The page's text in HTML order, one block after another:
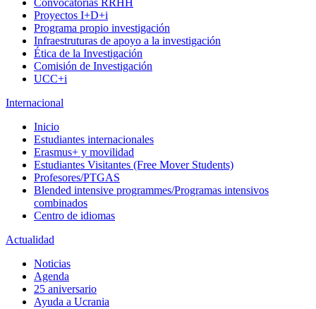
Convocatorias RRHH
Proyectos I+D+i
Programa propio investigación
Infraestruturas de apoyo a la investigación
Ética de la Investigación
Comisión de Investigación
UCC+i
Internacional
Inicio
Estudiantes internacionales
Erasmus+ y movilidad
Estudiantes Visitantes (Free Mover Students)
Profesores/PTGAS
Blended intensive programmes/Programas intensivos
combinados
Centro de idiomas
Actualidad
Noticias
Agenda
25 aniversario
Ayuda a Ucrania